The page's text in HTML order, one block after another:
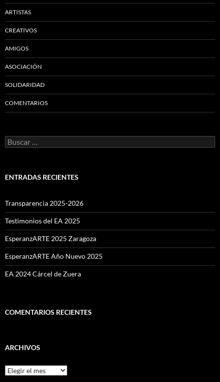
ARTISTAS
CREATIVOS
AMIGOS
ASOCIACIÓN
SOLIDARIDAD
COMENTARIOS
Buscar:
ENTRADAS RECIENTES
Transparencia 2025-2026
Testimonios del EA 2025
EsperanzARTE 2025 Zaragoza
EsperanzARTE Año Nuevo 2025
EA 2024 Cárcel de Zuera
COMENTARIOS RECIENTES
ARCHIVOS
Archivos